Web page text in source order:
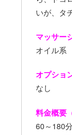
いが、タ
マッサー
オイル
オプショ
なし
料金概要
60～180